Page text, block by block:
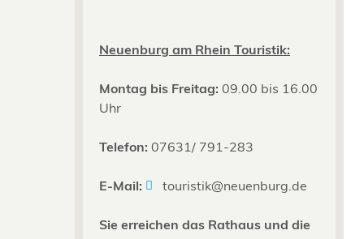
Neuenburg am Rhein Touristik:
Montag bis Freitag: 09.00 bis 16.00
Uhr
Telefon: 07631/ 791-283
E-Mail: touristik@neuenburg.de
Sie erreichen das Rathaus und die